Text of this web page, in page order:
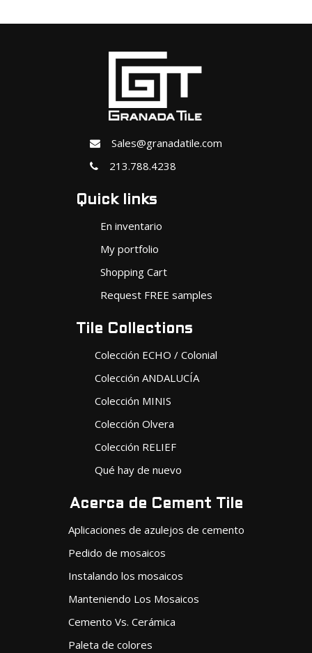
Sales@granadatile.com
213.788.4238
Quick links
En inventario
My portfolio
Shopping Cart
Request FREE samples
Tile Collections
Colección ECHO / Colonial
Colección ANDALUCÍA
Colección MINIS
Colección Olvera
Colección RELIEF
Qué hay de nuevo
Acerca de Cement Tile
Aplicaciones de azulejos de cemento
Pedido de mosaicos
Instalando los mosaicos
Manteniendo Los Mosaicos
Cemento Vs. Cerámica
Paleta de colores